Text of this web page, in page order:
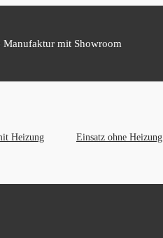
Manufaktur mit Showroom
Heizung Einsatz ohne Heizung